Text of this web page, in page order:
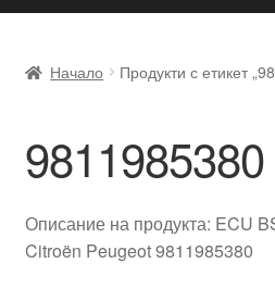
navigation
content
Доставка по целия свят
Жалби
Количка
Начало Продукти с етикет
9811985380
Описание на продукта: ECU
Citroën Peugeot 9811985380